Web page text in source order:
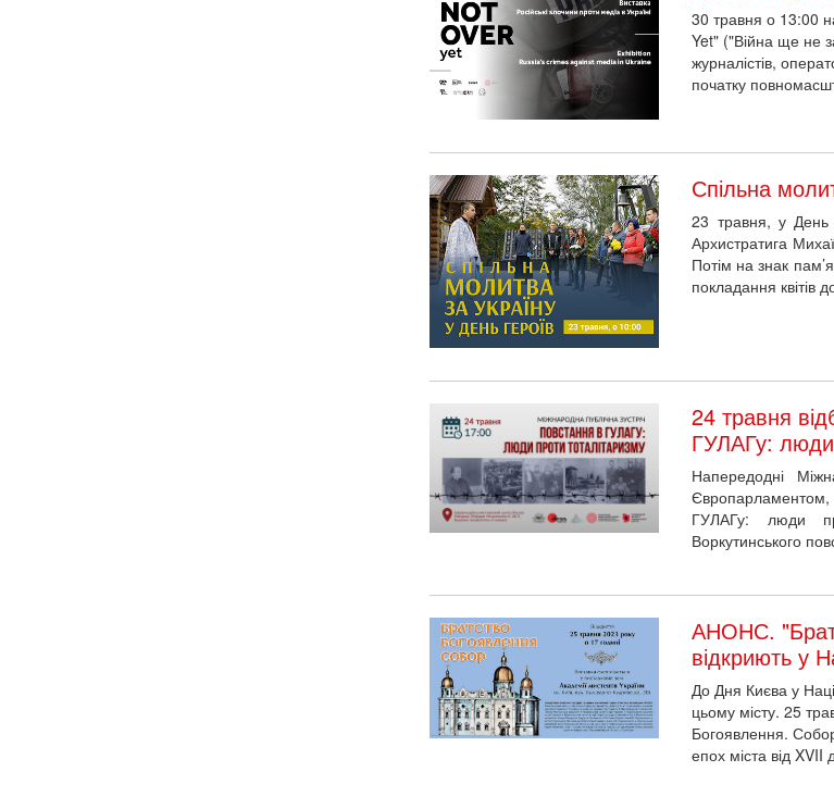
30 травня о 13:00
Yet" ("Війна ще не
журналістів,
початку
Спільна
23 травня, у День
Архистратига
Потім на знак
покладання квітів
24 травня
ГУЛАГу: люди
Напередодні
Європарламентом,
ГУЛАГу: люди
Воркутинського
АНОНС.
відкриють у
До Дня Києва у
цьому місту. 25
Богоявлення.
епох міста від XVII